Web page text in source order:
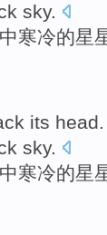
sky.
中寒冷的星
its
sky.
中寒冷的星